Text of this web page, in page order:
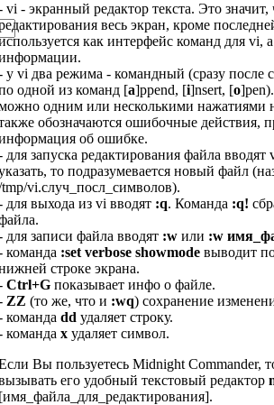
vi - экранный редактор текста. Это
весь экран, кроме
как интерфейс команд для vi,
у vi два режима - командный (сразу после
одной из команд [a]ppend, [i]nsert, [o
одним или несколькими нажатиями
обозначаются ошибочные действия,
об ошибке.
для запуска редактирования файла
то подразумевается новый файл
vi.случ_посл_символов).
для выхода из vi вводят :q. Команда :q!
для записи файла вводят :w или :w
команда :set verbose showmode выводит
строке экрана.
Ctrl+G показывает инфо о файле.
ZZ (то же, что и :wq) сохранение
команда dd удаляет строку.
команда x удаляет символ.
Вы пользуетесь Midnight Commander,
его удобный текстовый редактор
[имя_файла_для_редактирования].